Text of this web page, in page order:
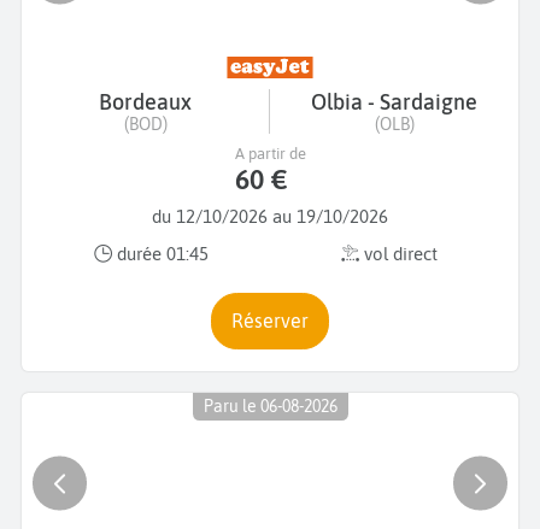
Bordeaux
(BOD)
Olbia - Sardaigne
(OLB)
du 12/10/2026 au 19/10/2026
durée 01:45
vol direct
A partir de
60 €
Réserver
Paru le 06-08-2026